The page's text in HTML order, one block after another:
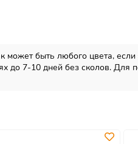
может быть любого цвета, если
до 7-10 дней без сколов. Для